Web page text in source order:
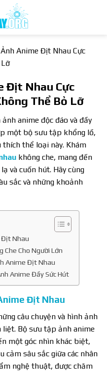
Anime Địt Nhau Cực
Địt Nhau Cực
Thể Bỏ Lỡ
anime độc đáo và đầy
một bộ sưu tập khổng lồ,
thích thể loại này. Khám
không che, mang đến
và cuốn hút. Hãy cùng
sắc và những khoảnh
Địt Nhau
Che Cho Người Lớn
Anime Địt Nhau
Anime Đầy Sức Hút
Địt Nhau
câu chuyện và hình ảnh
liệt. Bộ sưu tập ảnh anime
một góc nhìn khác biệt,
sâu sắc giữa các nhân
nghệ thuật, được chăm